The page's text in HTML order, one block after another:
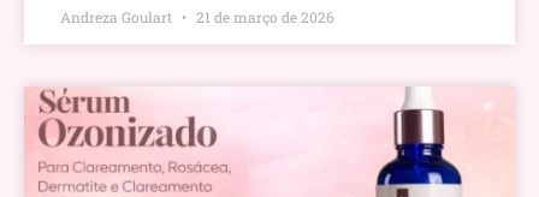
Andreza Goulart 21 de março de 2026